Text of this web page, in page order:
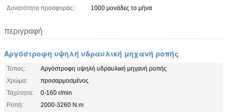
Δυνατότητα προσφοράς:
1000 μονάδες το μήνα
περιγραφή
Αργόστροφη υψηλή υδραυλική μηχανή ροπής
Τύπος:
Αργόστροφη υψηλή υδραυλική μηχανή ροπής
Χρώμα:
προσαρμοσμένος
Ταχύτητα:
0-160 r/min
Ροπή:
2000-3260 N.m